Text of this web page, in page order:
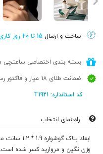
ساخت و ارسال 15 تا 20 روز کاری
بسته بندی اختصاصی ساعتچی
ضمانت طلای 18 عیار و فاکتور رسمی
کد استاندارد: T1921
راهنمای انتخاب
ابعاد پلاک گوشواره 1.9 * 1.2 سانت می باشد.
وزن نگین و مروارید کسر شده است.